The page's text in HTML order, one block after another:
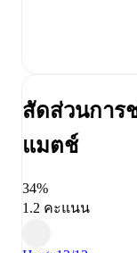
สัดส่วนการ
แมตช์
34%
1.2 คะแนน